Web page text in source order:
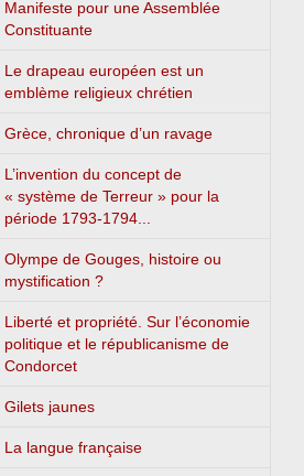
Manifeste pour une Assemblée
Constituante
Le drapeau européen est un
emblème religieux chrétien
Grèce, chronique d’un ravage
L’invention du concept de
« système de Terreur » pour la
période 1793-1794...
Olympe de Gouges, histoire ou
mystification ?
Liberté et propriété. Sur l’économie
politique et le républicanisme de
Condorcet
Gilets jaunes
La langue française